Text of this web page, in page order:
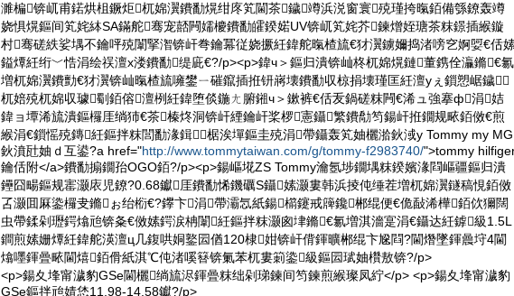
濉楄锛屼甫鍩烘柤鐝炬杌婂瀷鐨勫熀绀庝笂閫茶鐬竴浜涚窗寰殑瑾挎暣銆備綔鐐轰竴
娆惧熀鏂间笂姹絊SA鏋舵骞宠嚭闁嬬櫦鐨勫皬鍨婼UV锛屼笂姹芥鍊熷姪瑭茶粖鐛插緱鏇
村骞磋紩娑堣不鑰呯殑闈掔潪锛屽弮鑰冪従娆撅紝鍏舵暣楂旈€犲瀷鐪嬭捣渚嗙穵婀娿€佸
鎰燂紝绗﹀悎涓绘祦澶х溇鐨勫缇庛€?/p><p>鍏ч＞鏂归潰锛屾柊杌婂熀鏈董鎸佺灜鏅€氱
増杌婂瀷鐨勯€犲瀷锛屾暣楂旈噰鐢ㄧ磪鑹插拰钘嶈壊鐨勫収椋捐壊瑾匡紝澶уぇ鎻愬崌鐬┎
杌婄殑杌婂収璩劅銆傛澶栵紝鍏堕倓鍦ㄤ腑鎺ч＞鏉裤€佸叐鍋磋粖闁€浠ュ強搴ф涓姞
鍏ョ墰浠旈潰鏂欏厓绱犻€茶榛炵洞锛屽緸鑰屽桨椤憲鑷繁鐨勪笉鍚屽拰鐗规畩銆傚€煎
緱涓€鎻愮殑鏄紝鏂拌粖閭勫湪鍓椐涘墠鏂圭殑涓帶鑷轰笂妯欐湁鈥淢y Tommy my MG
鈥濆瓧妯ｄ互鍙?a href="http://www.tommytaiwan.com/g/tommy-f2983740/">tommy
鑰佸附</a>鐨勫搧鐗孡OGO銆?/p><p>鍚嶇埖ZS Tommy瀹氬埗鐗堣粖鍨嬪湪閰嶇疆鏂归潰
鑸囧畼鏂规寚灏庡児鐐?0.68钀厓鐨勫悕鐖礪S鑷嫊灏婁韩浜掕伅缍茬増杌婂瀷鐩稿悓銆傚
叾灏囬厤鍌欏叏鏅ぉ绐椼€?鑻卞涓帶灞忥紙鍚櫤鑳戒簰鑱郴绲便€佹敮浠樺銆佽獮闊
虫帶鍒剁瓑鍔熻兘锛夈€傚嫊鍔涙柟闈紝鏂拌粖灏囪垏鏅€氱増淇濇寔涓€鑷达紝鎼級1.5L
鐧煎嫊姗燂紝鍏舵渶澶ц几鍑哄姛鐜囩偤120棣姏锛屽偝鍕曠郴绲卞尮閰?閫熸墜鍕曟垨4閫
熻嚜鍕曡畩閫熺銆傦紙淇℃伅渚嗘簮锛氭苯杌婁箣鍌級鏂囩珷妯欑敖锛?/p>
<p>鍚夊埄甯濊豹GSe閫欐绱旈浕鍕曡粖绌剁珶鍊间笉鍊煎緱璨凤紵</p> <p>鍚夊埄甯濊豹
GSe鏂拌兘婧恷11.98-14.58钀?/p>